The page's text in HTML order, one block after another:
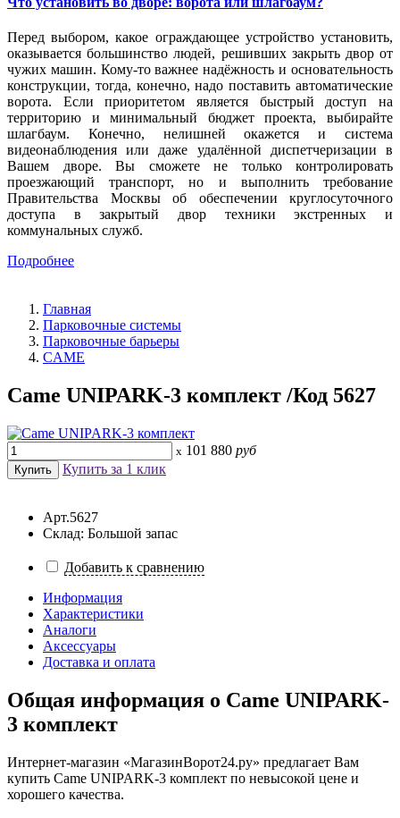
Перед выбором, какое ограждающее устройство установить,
оказывается большинство людей, решивших закрыть двор от
чужих машин. Кому-то важнее надёжность и основательность
конструкции, тогда, конечно, надо поставить автоматические
ворота. Если приоритетом является быстрый доступ на
территорию и минимальный бюджет проекта, выбирайте
шлагбаум. Конечно, нелишней окажется и система
видеонаблюдения или даже удалённой диспетчеризации в
Вашем дворе. Вы сможете не только контролировать
проезжающий транспорт, но и выполнить требование
Правительства Москвы об обеспечении круглосуточного
доступа в закрытый двор техники экстренных и
коммунальных служб.
Подробнее
Главная
Парковочные системы
Парковочные барьеры
CAME
Came UNIPARK-3 комплект /Код 5627
x 101 880 руб
Купить за 1 клик
Арт.5627
Склад: Большой запас
Добавить к сравнению
Информация
Характеристики
Аналоги
Аксессуары
Доставка и оплата
Общая информация о Came UNIPARK-
3 комплект
Интернет-магазин «МагазинВорот24.ру» предлагает Вам
купить Came UNIPARK-3 комплект по невысокой цене и
хорошего качества.